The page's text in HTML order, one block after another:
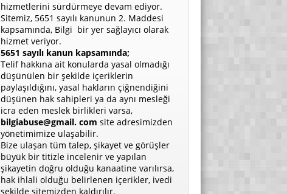
hizmetlerini sürdürmeye devam ediyor.
Sitemiz, 5651 sayılı kanunun 2. Maddesi
kapsamında, Bilgi bir yer sağlayıcı olarak
hizmet veriyor.
5651 sayılı kanun kapsamında;
Telif hakkına ait konularda yasal olmadığı
düşünülen bir şekilde içeriklerin
paylaşıldığını, yasal hakların çiğnendiğini
düşünen hak sahipleri ya da aynı mesleği
icra eden meslek birlikleri varsa,
bilgiabuse@gmail. com site adresimizden
yönetimimize ulaşabilir.
Bize ulaşan tüm talep, şikayet ve görüşler
büyük bir titizle incelenir ve yapılan
şikayetin doğru olduğu kanaatine varılırsa,
hak ihlali olduğu belirlenen içerikler, ivedi
şekilde sitemizden kaldırılır.